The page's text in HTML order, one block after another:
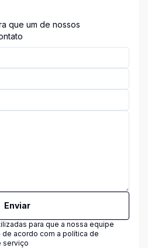
que um de nossos
Enviar
para que a nossa equipe
acordo com a política de
serviço